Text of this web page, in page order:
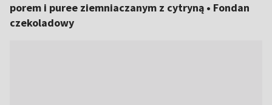
porem i puree ziemniaczanym z cytryną • Fondan
czekoladowy